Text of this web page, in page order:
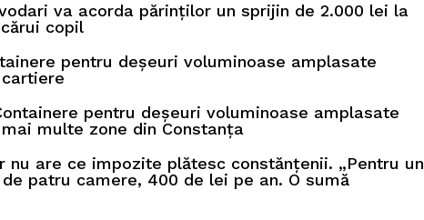
va acorda părinților un sprijin de 2.000 lei la
copil
pentru deșeuri voluminoase amplasate
pentru deșeuri voluminoase amplasate
multe zone din Constanța
nu are ce impozite plătesc constănțenii. „Pentru un
patru camere, 400 de lei pe an. O sumă